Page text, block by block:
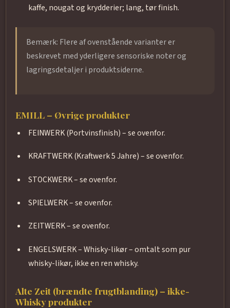
kaffe, nougat og krydderier; lang, tør finish.
Bemærk: Flere af ovenstående varianter er
beskrevet med yderligere sensoriske noter og
lagringsdetaljer i produktsiderne.
EMILL – Øvrige produkter
FEINWERK (Portvinsfinish) – se ovenfor.
KRAFTWERK (Kraftwerk 5 Jahre) – se ovenfor.
STOCKWERK – se ovenfor.
SPIELWERK – se ovenfor.
ZEITWERK – se ovenfor.
ENGELSWERK – Whisky-likør – omtalt som pur
whisky-likør, ikke en ren whisky.
Alte Zeit (brændte frugtblanding) – ikke-
Whisky produkter